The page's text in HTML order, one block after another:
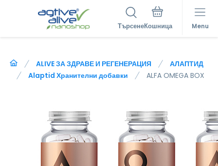
Търсене Menu
ALIVE ЗА ЗДРАВЕ И РЕГЕНЕРАЦИЯ
АЛАПТИД
Alaptid Хранителни добавки
ALFA OMEGA BOX